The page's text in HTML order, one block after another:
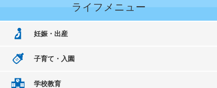
ライフメニュー
妊娠・出産
子育て・入園
学校教育